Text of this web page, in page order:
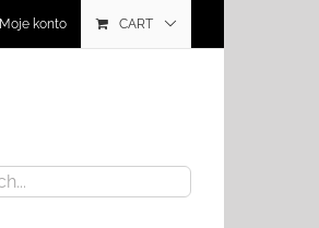
Moje konto CART